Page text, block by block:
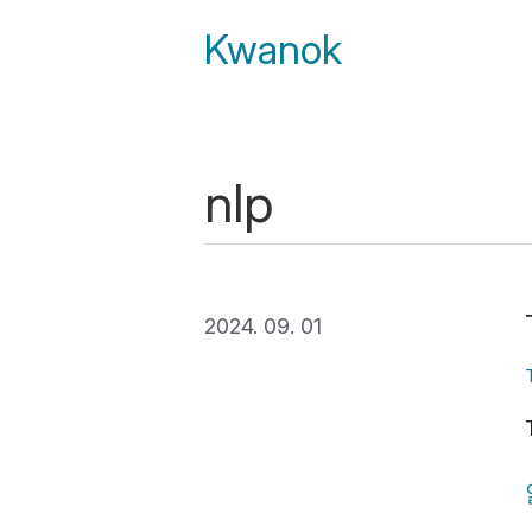
Kwanok
nlp
2024. 09. 01